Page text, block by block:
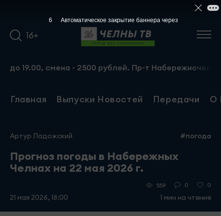
16+
смена - 2500 рублей. Пр-т
Главная Выпуски Новостей Передачи О
Артур Ладожский #погода
Прогноз погоды в Набережных
Челнах на 22 мая 2026 г.
21 мая 2026, 18:00
559 0 0
1 мин на чтение
5 Автоматическое закрытие баннера через